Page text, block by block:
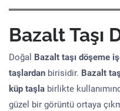
Bazalt Taşı
Doğal Bazalt taşı döşeme
taşlardan birisidir. Bazalt
küp taşla birlikte
güzel bir görüntü ortaya